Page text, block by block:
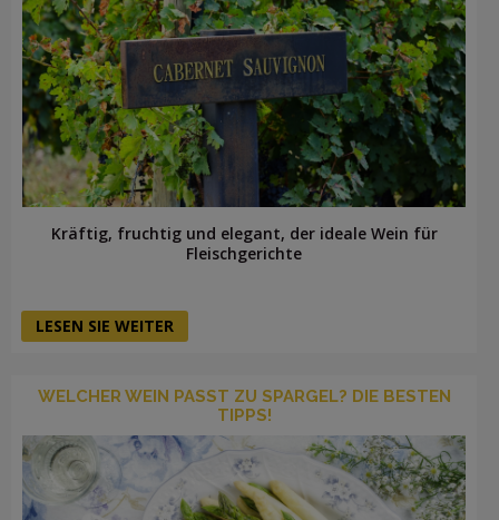
Kräftig, fruchtig und elegant, der ideale Wein für
Fleischgerichte
LESEN SIE WEITER
WELCHER WEIN PASST ZU SPARGEL? DIE BESTEN
TIPPS!